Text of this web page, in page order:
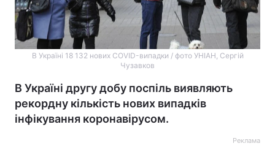
В Україні 18 132 нових COVID-випадки / фото УНІАН, Сергій
Чузавков
В Україні другу добу поспіль виявляють
рекордну кількість нових випадків
інфікування коронавірусом.
Реклама